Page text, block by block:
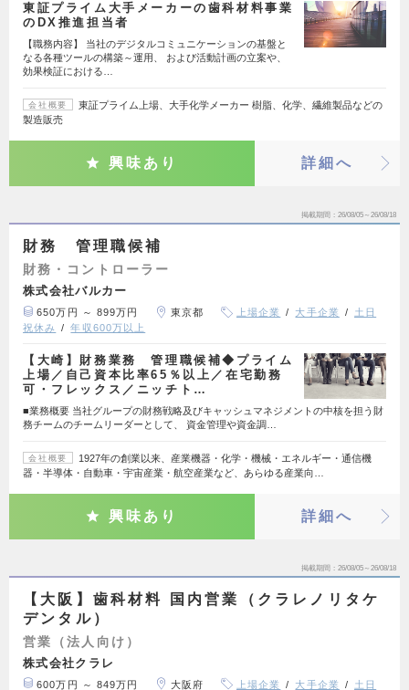
東証プライム大手メーカーの歯科材料事業
のDX推進担当者
【職務内容】 当社のデジタルコミュニケーションの基盤と
なる各種ツールの構築～運用、 および活動計画の立案や、
効果検証における…
会社概要
東証プライム上場、大手化学メーカー 樹脂、化学、繊維製品などの
製造販売
興味あり 詳細へ
掲載期間 26/08/05～26/08/18
財務 管理職候補
財務・コントローラー
株式会社バルカー
650万円 ～ 899万円 東京都 上場企業 大手企業
土日
祝休み
年収600万以上
【大崎】財務業務 管理職候補◆プライム
上場／自己資本比率65％以上／在宅勤務
可・フレックス／ニッチト…
■業務概要 当社グループの財務戦略及びキャッシュマネジメントの中核を担う財
務チームのチームリーダーとして、 資金管理や資金調…
会社概要
1927年の創業以来、産業機器・化学・機械・エネルギー・通信機
器・半導体・自動車・宇宙産業・航空産業など、あらゆる産業向…
興味あり 詳細へ
掲載期間 26/08/05～26/08/18
【大阪】歯科材料 国内営業（クラレノリタケ
デンタル）
営業（法人向け）
株式会社クラレ
600万円 ～ 849万円 大阪府 上場企業 大手企業 土日